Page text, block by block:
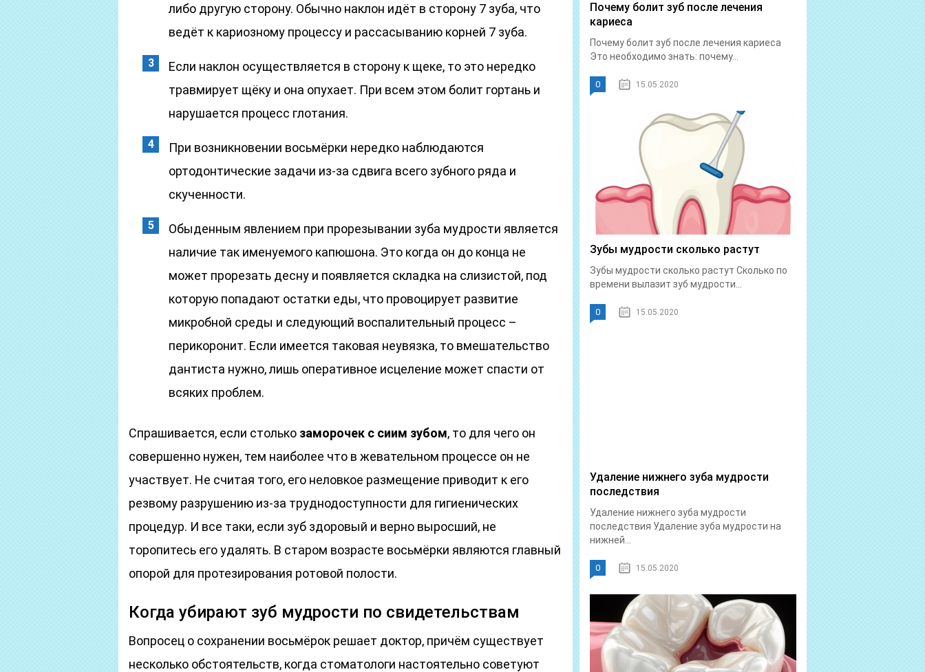
либо другую сторону. Обычно наклон идёт в сторону 7 зуба, что
ведёт к кариозному процессу и рассасыванию корней 7 зуба.
Если наклон осуществляется в сторону к щеке, то это нередко
травмирует щёку и она опухает. При всем этом болит гортань и
нарушается процесс глотания.
При возникновении восьмёрки нередко наблюдаются
ортодонтические задачи из-за сдвига всего зубного ряда и
скученности.
Обыденным явлением при прорезывании зуба мудрости является
наличие так именуемого капюшона. Это когда он до конца не
может прорезать десну и появляется складка на слизистой, под
которую попадают остатки еды, что провоцирует развитие
микробной среды и следующий воспалительный процесс –
перикоронит. Если имеется таковая неувязка, то вмешательство
дантиста нужно, лишь оперативное исцеление может спасти от
всяких проблем.
Спрашивается, если столько заморочек с сиим зубом, то для чего он
совершенно нужен, тем наиболее что в жевательном процессе он не
участвует. Не считая того, его неловкое размещение приводит к его
резвому разрушению из-за труднодоступности для гигиенических
процедур. И все таки, если зуб здоровый и верно выросший, не
торопитесь его удалять. В старом возрасте восьмёрки являются главный
опорой для протезирования ротовой полости.
Когда убирают зуб мудрости по свидетельствам
Вопросец о сохранении восьмёрок решает доктор, причём существует
несколько обстоятельств, когда стоматологи настоятельно советуют
Почему болит зуб после лечения
кариеса
Почему болит зуб после лечения кариеса
Это необходимо знать: почему...
0 15.05.2020
Зубы мудрости сколько растут
Зубы мудрости сколько растут Сколько по
времени вылазит зуб мудрости...
0 15.05.2020
Удаление нижнего зуба мудрости
последствия
Удаление нижнего зуба мудрости
последствия Удаление зуба мудрости на
нижней...
0 15.05.2020